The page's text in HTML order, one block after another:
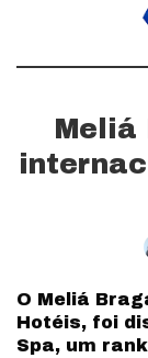
O Meliá
Hotéis, foi
Spa, um